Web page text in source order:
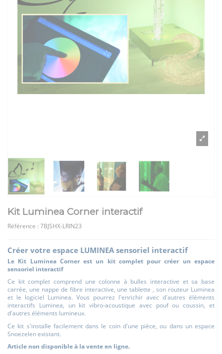
Kit Luminea Corner interactif
Référence : 7BJSHX-LRIN23
Créer votre espace LUMINEA sensoriel interactif
Le Kit Luminea Corner est un kit complet pour créer un espace
sensoriel interactif
Ce kit complet comprend une colonne à bulles interactive et sa base
carrée, une nappe de fibre interactive, une tablette , son routeur Luminea
et le logiciel Luminea. Vous pourrez l'enrichir avec d'autres éléments
interactifs Luminea, un kit vibro-acoustique avec pouf ou coussin, et
d'autres éléments lumineux.
Ce kit s'installe facilement dans le coin d'une pièce, ou dans un espace
Snoezelen existant.
Article non disponible à la vente en ligne.